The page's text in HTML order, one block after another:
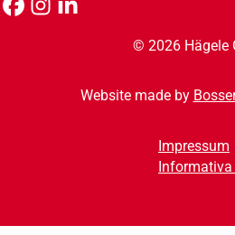
© 2026 Hägele
Website made by
Impressum
Informativa